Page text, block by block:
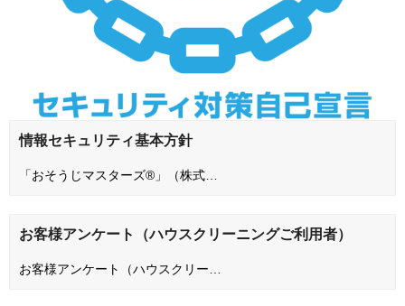
情報セキュリティ基本方針
「おそうじマスターズ®」（株式…
お客様アンケート（ハウスクリーニングご利用者）
お客様アンケート（ハウスクリー…